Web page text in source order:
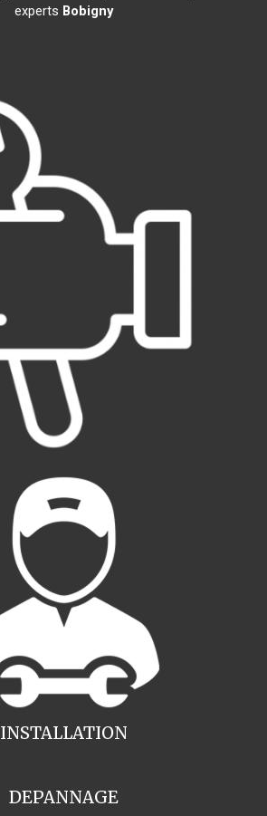
experts Bobigny
INSTALLATION
DEPANNAGE